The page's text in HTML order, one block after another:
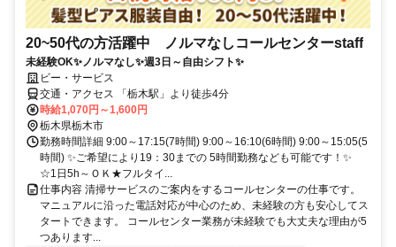
20~50代の方活躍中 ノルマなしコールセンターstaff
未経験OK✨ノルマなし✨週3日～自由シフト✨
ビー・サービス
交通・アクセス 「栃木駅」より徒歩4分
時給1,070円～1,600円
栃木県栃木市
勤務時間詳細 9:00～17:15(7時間) 9:00～16:10(6時間) 9:00～15:05(5
時間) ✨ご希望により19：30までの 5時間勤務なども可能です！✨
☆1日5h～ＯＫ★フルタイ...
仕事内容 清掃サービスのご案内をするコールセンターの仕事です。
マニュアルに沿った電話対応が中心のため、未経験の方も安心してス
タートできます。 コールセンター業務が未経験でも大丈夫な理由が5
つあります...